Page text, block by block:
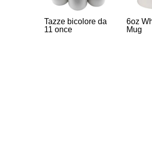
Tazze bicolore da
11 once
6oz
Mug